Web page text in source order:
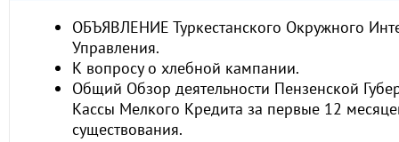
ОБЪЯВЛЕНИЕ Туркестанского Окружного
Управления.
К вопросу о хлебной кампании.
Общий Обзор деятельности Пензенской
Кассы Мелкого Кредита за первые 12
существования.